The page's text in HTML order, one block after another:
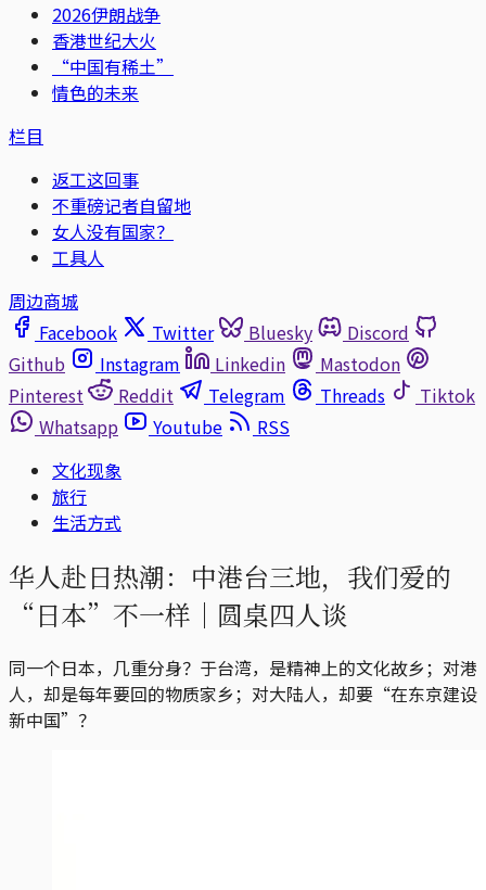
2026伊朗战争
香港世纪大火
“中国有稀土”
情色的未来
栏目
返工这回事
不重磅记者自留地
女人没有国家？
工具人
周边商城
Facebook
Twitter Bluesky
Discord
Github
Instagram Linkedin
Mastodon
Pinterest
Reddit Telegram Threads
Tiktok
Whatsapp
Youtube
RSS
文化现象
旅行
生活方式
华人赴日热潮：中港台三地，我们爱的
“日本”不一样｜圆桌四人谈
同一个日本，几重分身？于台湾，是精神上的文化故乡；对港
人，却是每年要回的物质家乡；对大陆人，却要“在东京建设
新中国”？